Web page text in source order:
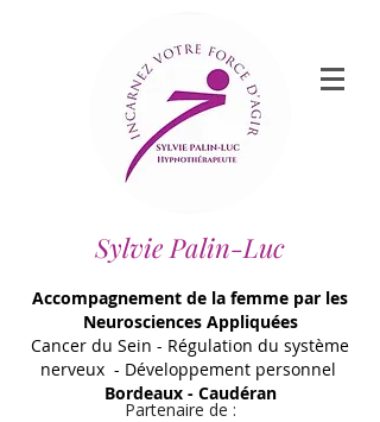
Sylvie Palin-Luc
Accompagnement de la femme par les
Neurosciences Appliquées
Cancer du Sein - Régulation du système
nerveux - Développement personnel
Bordeaux - Caudéran
Partenaire de :